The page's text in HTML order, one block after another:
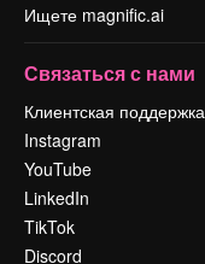
Ищете magnific.ai
Связаться с нами
Клиентская поддержка
Instagram
YouTube
LinkedIn
TikTok
Discord